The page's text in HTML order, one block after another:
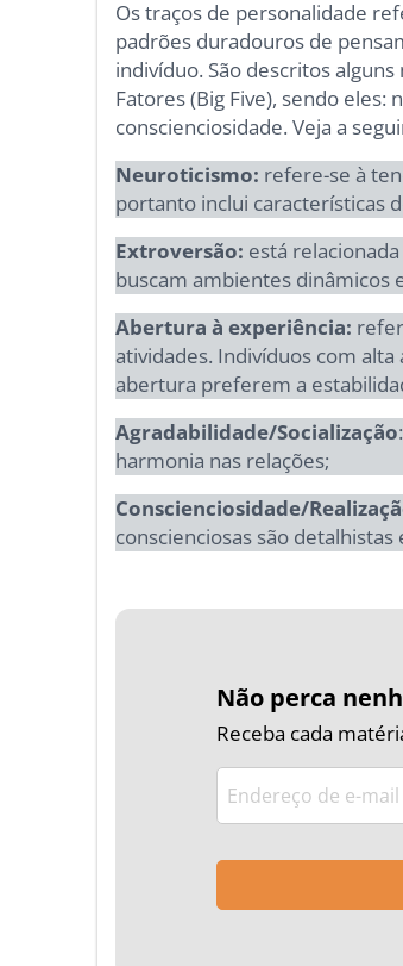
Os traços de personalidade
padrões duradouros de
indivíduo. São descritos
Fatores (Big Five), sendo
conscienciosidade. Veja a
Neuroticismo: refere-se à
portanto inclui características
Extroversão: está
buscam ambientes dinâmicos
Abertura à experiência:
atividades. Indivíduos com
abertura preferem a
Agradabilidade/Socialização
harmonia nas relações;
Conscienciosidade/
conscienciosas são
Não perca
Receba cada